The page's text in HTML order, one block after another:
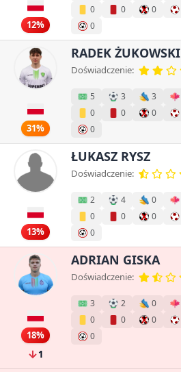
12%
0
0 0
0
31%
RADEK ŻUKOWSKI
Doświadczenie:
5 3 3
0
0 0
0
13%
ŁUKASZ RYSZ
Doświadczenie:
2 4 0
0
0 0
0
18%
1
ADRIAN GISKA
Doświadczenie:
3 2 0
0
0 0
0